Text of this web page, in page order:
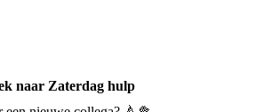
naar Zaterdag hulp